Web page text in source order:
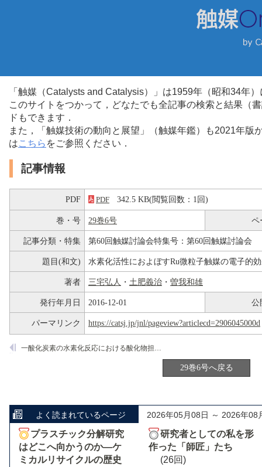
「触媒（Catalysts and Catalysis）」は1959年（昭和34年
このサイトをつかって，どなたでも全記事の検索と結果（
ドもできます．
また，「触媒技術の動向と展望」（触媒年鑑）も2021年
はこちら をご参照ください．
記事情報
PDF PDF 342.5 KB(閲覧回数：1回)
巻・号 29巻6号 ペ
記事分類・特集 第60回触媒討論会特集号：第60回触媒討論会
題目(和文) 水素化活性におよぼすRu微粒子触媒の電子的
著者 三宅弘人 ・ 土肥義治 ・ 曽我和雄
発行年月日 2016-12-01 公
パーマリンク https://catsj.jp/jnl/pageview?articlecd=2906045000d
一酸化炭素の水素化反応における酸化物担持Co-Ni合金触媒の担体効果
29巻6号へ戻る
よく読まれているページ 2026年05月08日 ～ 2026年08
プラスチック分解研究
はどこへ向かうのか―ケ
ミカルリサイクルの歴史
研究者としての私を形
作った「師匠」たち
(26回)